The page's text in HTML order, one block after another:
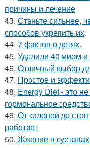
причины и лечение
43. Станьте сильнее,
способов укрепить их
44. 7 фактов о детях.
45. Удалили 40 миом и
46. Отличный выбор
47. Простое и
48. Energy Diet - это
гормональное
49. От коленей до
работает
50. Жжение в